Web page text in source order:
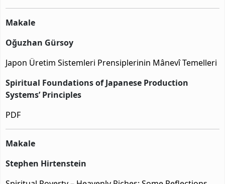
Makale
Oğuzhan Gürsoy
Japon Üretim Sistemleri Prensiplerinin Mânevî Temelleri
Spiritual Foundations of Japanese Production
Systems’ Principles
PDF
Makale
Stephen Hirtenstein